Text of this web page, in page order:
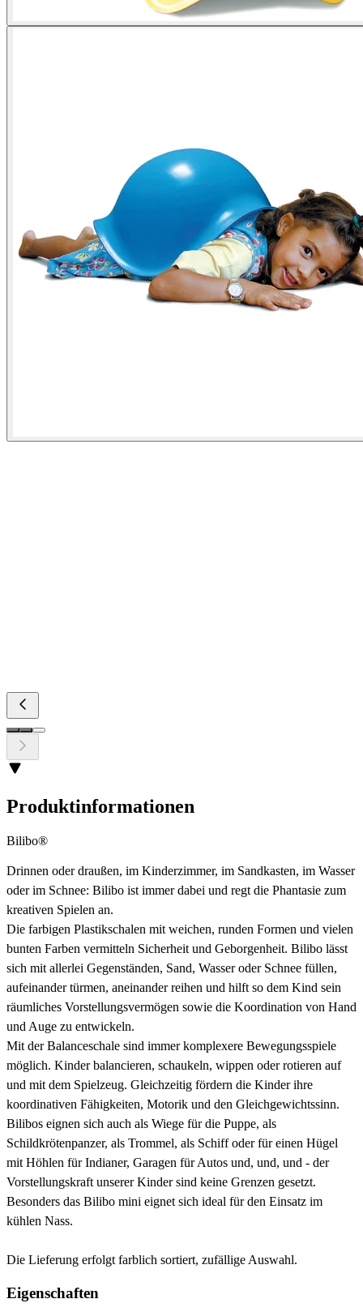
Produktinformationen
Bilibo®
Drinnen oder draußen, im Kinderzimmer, im Sandkasten, im Wasser
oder im Schnee: Bilibo ist immer dabei und regt die Phantasie zum
kreativen Spielen an.
Die farbigen Plastikschalen mit weichen, runden Formen und vielen
bunten Farben vermitteln Sicherheit und Geborgenheit. Bilibo lässt
sich mit allerlei Gegenständen, Sand, Wasser oder Schnee füllen,
aufeinander türmen, aneinander reihen und hilft so dem Kind sein
räumliches Vorstellungsvermögen sowie die Koordination von Hand
und Auge zu entwickeln.
Mit der Balanceschale sind immer komplexere Bewegungsspiele
möglich. Kinder balancieren, schaukeln, wippen oder rotieren auf
und mit dem Spielzeug. Gleichzeitig fördern die Kinder ihre
koordinativen Fähigkeiten, Motorik und den Gleichgewichtssinn.
Bilibos eignen sich auch als Wiege für die Puppe, als
Schildkrötenpanzer, als Trommel, als Schiff oder für einen Hügel
mit Höhlen für Indianer, Garagen für Autos und, und, und - der
Vorstellungskraft unserer Kinder sind keine Grenzen gesetzt.
Besonders das Bilibo mini eignet sich ideal für den Einsatz im
kühlen Nass.
Die Lieferung erfolgt farblich sortiert, zufällige Auswahl.
Eigenschaften